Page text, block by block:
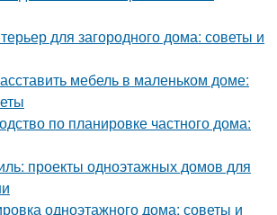
для загородного дома: советы и
мебель в маленьком доме:
по планировке частного дома:
проекты одноэтажных домов для
одноэтажного дома: советы и